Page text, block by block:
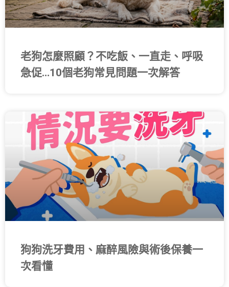
老狗怎麼照顧？不吃飯、一直走、呼吸
急促…10個老狗常見問題一次解答
狗狗洗牙費用、麻醉風險與術後保養一
次看懂